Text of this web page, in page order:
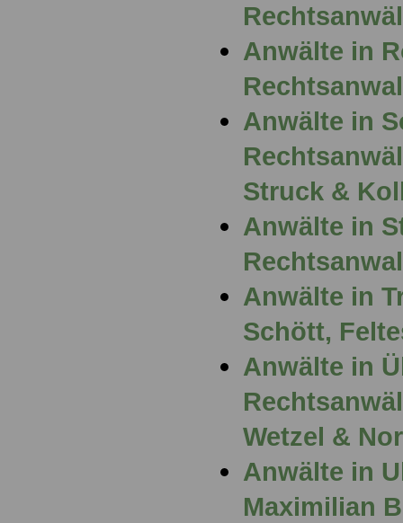
Anwälte in
Anwälte in
Struck &
Anwälte in
Anwälte in
Schött,
Anwälte in
Wetzel &
Anwälte in
Maximilian